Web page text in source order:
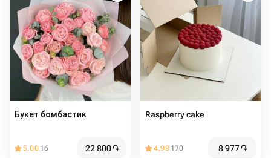
Букет бомбастик
5.00 16 22 800֏
Raspberry cake
4.98 170 8 977֏